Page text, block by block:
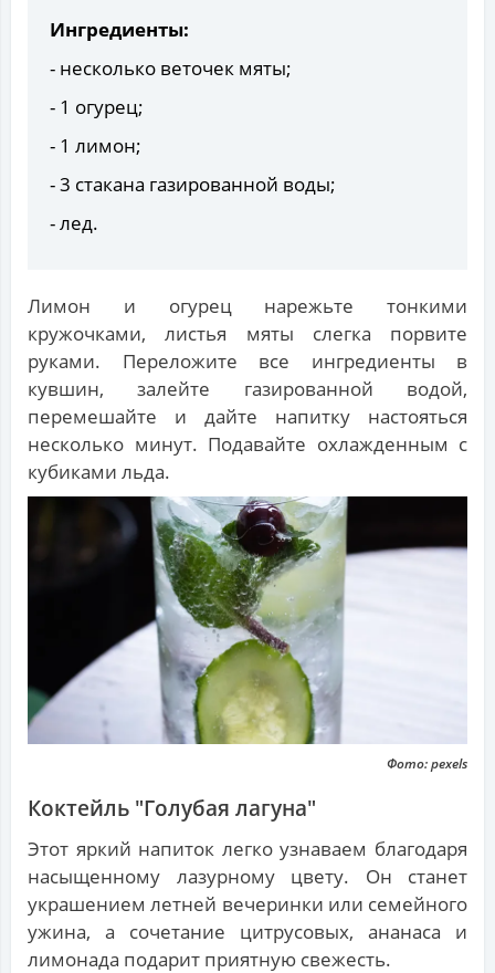
Ингредиенты:
- несколько веточек мяты;
- 1 огурец;
- 1 лимон;
- 3 стакана газированной воды;
- лед.
Лимон и огурец нарежьте тонкими
кружочками, листья мяты слегка порвите
руками. Переложите все ингредиенты в
кувшин, залейте газированной водой,
перемешайте и дайте напитку настояться
несколько минут. Подавайте охлажденным с
кубиками льда.
Фото: pexels
Коктейль "Голубая лагуна"
Этот яркий напиток легко узнаваем благодаря
насыщенному лазурному цвету. Он станет
украшением летней вечеринки или семейного
ужина, а сочетание цитрусовых, ананаса и
лимонада подарит приятную свежесть.